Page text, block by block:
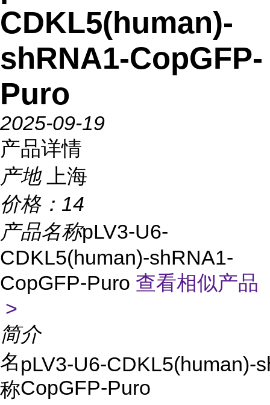
CDKL5(human)-
shRNA1-CopGFP-
Puro
2025-09-19
产品详情
产地
上海
价格： 14
产品名称pLV3-U6-
CDKL5(human)-shRNA1-
CopGFP-Puro 查看相似产品
>
简介
名
称
pLV3-U6-CDKL5(human)-
CopGFP-Puro